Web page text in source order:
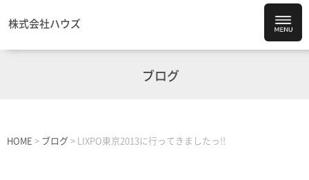
株式会社ハウズ
ブログ
HOME > ブログ > LIXPO東京2013に行ってきましたっ!!